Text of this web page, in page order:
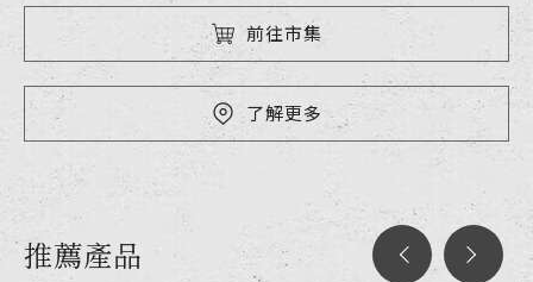
前往市集
了解更多
推薦產品